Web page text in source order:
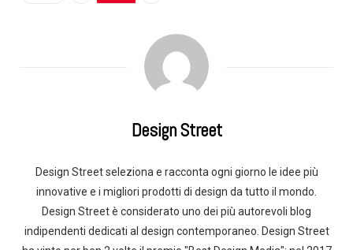
Design Street
Design Street seleziona e racconta ogni giorno le idee più
innovative e i migliori prodotti di design da tutto il mondo.
Design Street è considerato uno dei più autorevoli blog
indipendenti dedicati al design contemporaneo. Design Street